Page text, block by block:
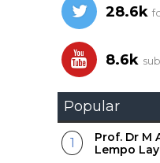
28.6k
8.6k
Popular
Prof. Dr M
Lempo